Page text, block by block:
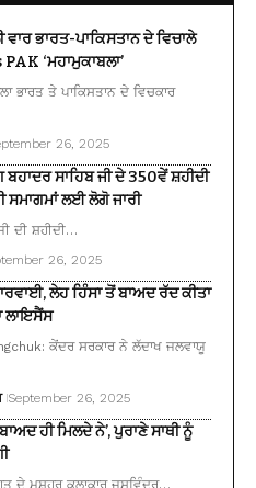
ਭਾਰਤ-ਪਾਕਿਸਤਾਨ ਦੇ ਵਿਚਾਲੇ
‘ਮਹਾਮੁਕਾਬਲਾ’
ਭਾਰਤ ਤੇ ਪਾਕਿਸਤਾਨ ਦੇ ਵਿਚਕਾਰ
26, 2025
ਸਾਹਿਬ ਜੀ ਦੇ 350ਵੇਂ ਸ਼ਹੀਦੀ
ਸਮਾਗਮਾਂ ਲਈ ਲੋਗੋ ਜਾਰੀ
ਦੀ ਸ਼ਹੀਦੀ…
26, 2025
ਲੇਹ ਹਿੰਸਾ ਤੋਂ ਬਾਅਦ ਰੱਦ ਕੀਤਾ
ਲਾਇਸੈਂਸ
ਕੇਂਦਰ ਸਰਕਾਰ ਨੇ ਲੱਦਾਖ ਜਲਵਾਯੂ
September 26, 2025
ਹੀ ਮਿਲਦੇ ਨੇ’, ਪੁਰਾਣੇ ਸਾਥੀ ਨੂੰ
ਦੇ ਮਸ਼ਹੂਰ ਕਲਾਕਾਰ ਜਸਵਿੰਦਰ…